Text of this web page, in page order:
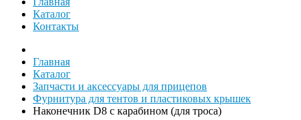
Каталог
Контакты
Главная
Каталог
Запчасти и аксессуары для прицепов
Фурнитура для тентов и пластиковых крышек
Наконечник D8 с карабином (для троса)